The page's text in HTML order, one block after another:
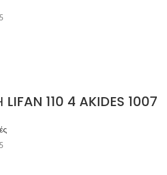
110 4 AKIDES 1007